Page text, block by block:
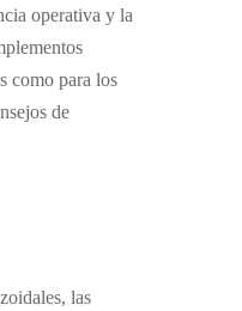
operativa y la
como para los
de
las